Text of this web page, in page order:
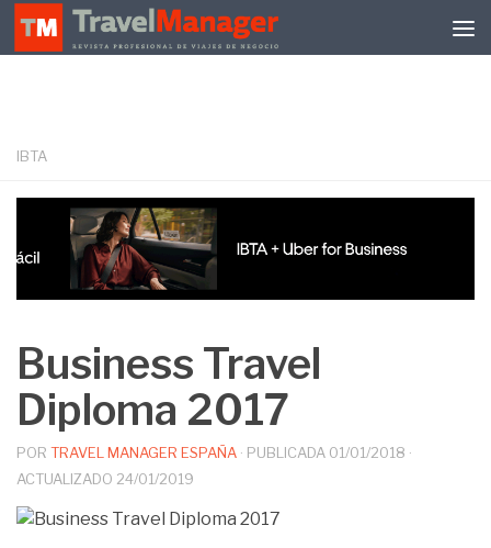
Debajo del contenido
IBTA
Business Travel
Diploma 2017
POR TRAVEL MANAGER ESPAÑA · PUBLICADA 01/01/2018 ·
ACTUALIZADO 24/01/2019